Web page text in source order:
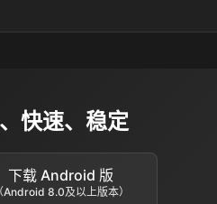
快速、稳定
下载 Android 版
（Android 8.0及以上版本）